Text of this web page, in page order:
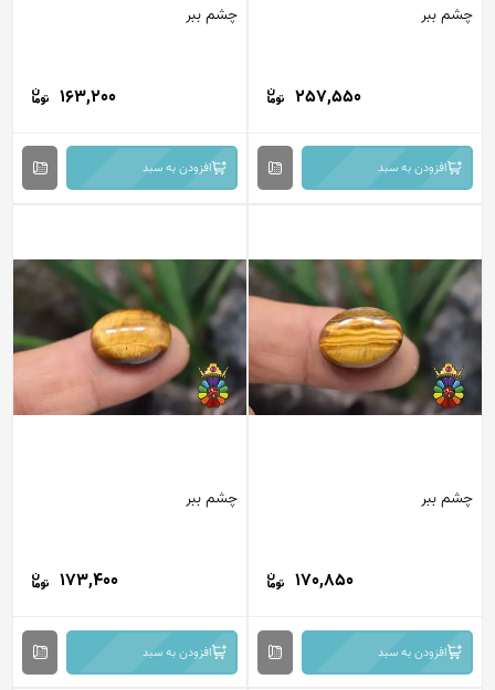
ببر
257,550
افزودن به سبد
چشم ببر
163,200
افزودن به سبد
ببر
170,850
افزودن به سبد
چشم ببر
173,400
افزودن به سبد